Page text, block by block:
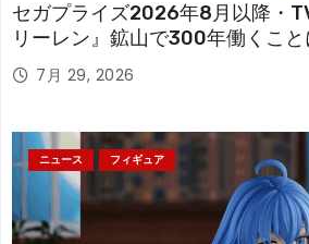
セガプライズ2026年8月以降・
リーレン』鉱山で300年働くこ
「フリーレン」を立体化！
7月 29, 2026
ニュース フィギュア